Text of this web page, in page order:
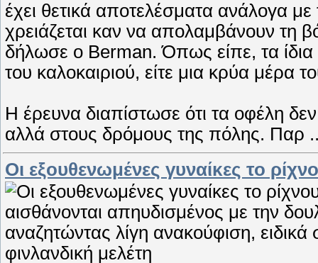
έχει θετικά αποτελέσματα ανάλογα
χρειάζεται καν να απολαμβάνουν τη
δήλωσε ο Berman. Όπως είπε, τα ίδια
του καλοκαιριού, είτε μια κρύα μέρα
Η έρευνα διαπίστωσε ότι τα οφέλη
αλλά στους δρόμους της πόλης. Παρ
Οι εξουθενωμένες γυναίκες το